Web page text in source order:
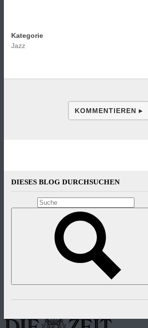
Kategorie
Jazz
KOMMENTIEREN ▸
DIESES BLOG DURCHSUCHEN